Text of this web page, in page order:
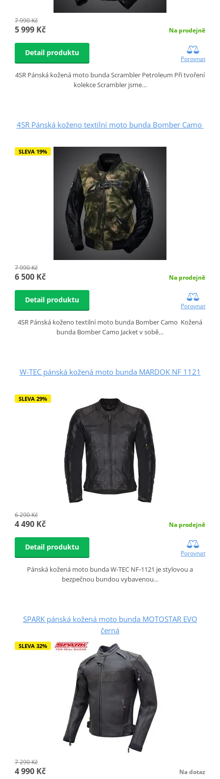
7 990 Kč
5 999 Kč Na prodejně
Detail produktu
Porovnat
4SR Pánská kožená moto bunda Scrambler Petroleum Při tvoření
kolekce Scrambler jsme…
4SR Pánská koženo textilní moto bunda Bomber Camo
SLEVA 19%
7 990 Kč
6 500 Kč Na prodejně
Detail produktu
Porovnat
4SR Pánská koženo textilní moto bunda Bomber Camo Kožená
bunda Bomber Camo Jacket v sobě…
W-TEC pánská kožená moto bunda MARDOK NF 1121
SLEVA 29%
6 290 Kč
4 490 Kč Na prodejně
Detail produktu
Porovnat
Pánská kožená moto bunda W-TEC NF-1121 je stylovou a
bezpečnou bundou vybavenou…
SPARK pánská kožená moto bunda MOTOSTAR EVO
černá
SLEVA 32%
7 290 Kč
4 990 Kč Na dotaz